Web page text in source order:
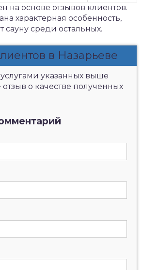
на основе отзывов клиентов.
характерная особенность,
сауну среди остальных.
в Назарьеве
указанных выше
отзыв о качестве полученных